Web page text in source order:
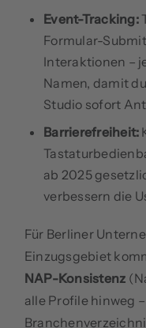
Event-Tracking:
Formular-
Interaktionen –
Namen, damit
Studio sofort
Barrierefreiheit:
ab 2025
verbessern die
Für Berliner
Einzugsgebiet
NAP-Konsistenz
alle Profile hinweg